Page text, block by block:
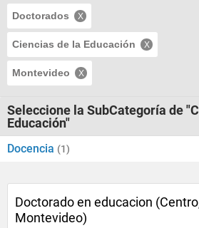
Doctorados
Ciencias de la Educación
Montevideo
Seleccione la SubCategoría de
Educación"
Docencia (1)
Doctorado en educacion
Montevideo)